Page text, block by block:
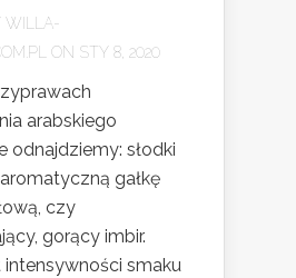
WILLA-
ON STY 8, 2020
arabskiego
odnajdziemy: słodki
gałkę
czy
gorący imbir.
smaku